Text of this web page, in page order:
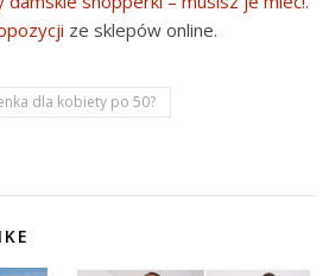
ze sklepów online.
dla kobiety po 50?